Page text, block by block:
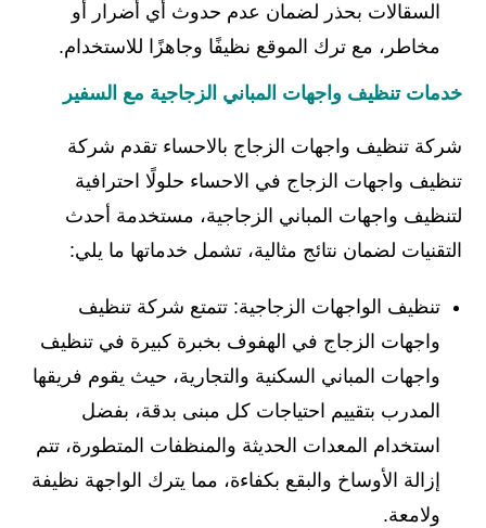
السقالات بحذر لضمان عدم حدوث أي أضرار أو
مخاطر، مع ترك الموقع نظيفًا وجاهزًا للاستخدام.
خدمات تنظيف واجهات المباني الزجاجية مع السفير
شركة تنظيف واجهات الزجاج بالاحساء تقدم شركة
تنظيف واجهات الزجاج في الاحساء حلولًا احترافية
لتنظيف واجهات المباني الزجاجية، مستخدمة أحدث
التقنيات لضمان نتائج مثالية، تشمل خدماتها ما يلي:
تنظيف الواجهات الزجاجية: تتمتع شركة تنظيف
واجهات الزجاج في الهفوف بخبرة كبيرة في تنظيف
واجهات المباني السكنية والتجارية، حيث يقوم فريقها
المدرب بتقييم احتياجات كل مبنى بدقة، بفضل
استخدام المعدات الحديثة والمنظفات المتطورة، تتم
إزالة الأوساخ والبقع بكفاءة، مما يترك الواجهة نظيفة
ولامعة.